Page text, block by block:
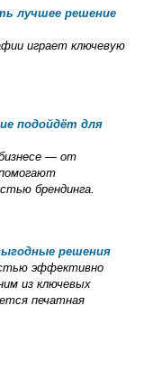
лучшее решение
играет ключевую
подойдёт для
— от
брендинга.
решения
эффективно
из ключевых
печатная